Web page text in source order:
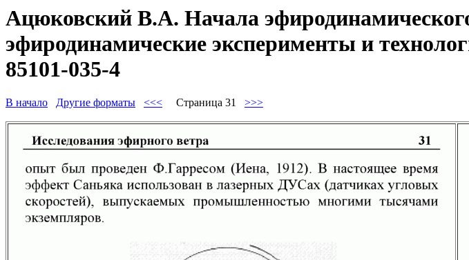
Ацюковский В.А. Начала
эфиродинамические эксперименты и
85101-035-4
В начало Другие форматы <<< Страница 31 >>>